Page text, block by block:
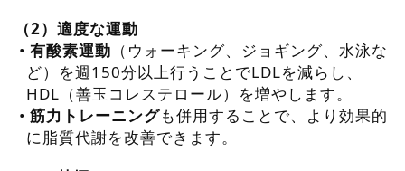
（2）適度な運動
• 有酸素運動 （ウォーキング、ジョギング、水泳な
ど）を週150分以上行うことでLDLを減らし、
HDL（善玉コレステロール）を増やします。
• 筋力トレーニングも併用することで、より効果的
に脂質代謝を改善できます。